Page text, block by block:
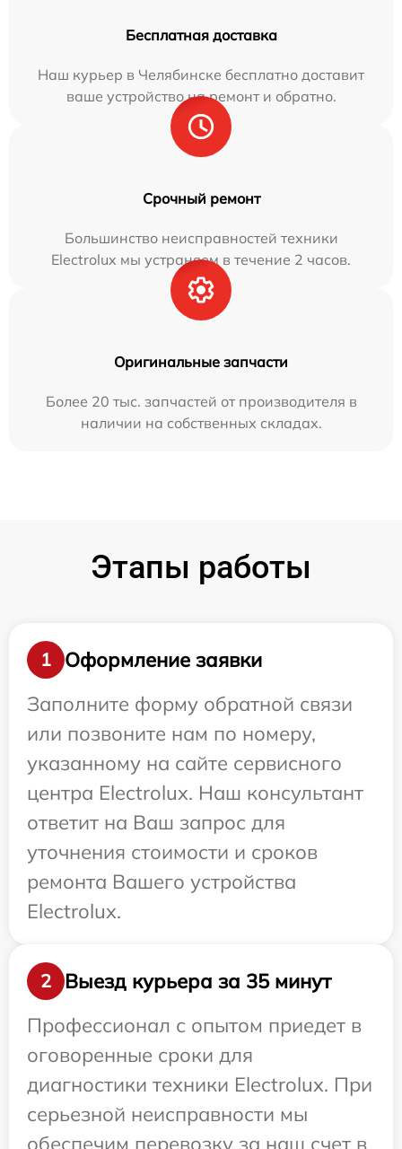
Бесплатная доставка
Наш курьер в Челябинске бесплатно доставит
ваше устройство на ремонт и обратно.
Срочный ремонт
Большинство неисправностей техники
Electrolux мы устраняем в течение 2 часов.
Оригинальные запчасти
Более 20 тыс. запчастей от производителя в
наличии на собственных складах.
Этапы работы
1
Оформление заявки
Заполните форму обратной связи
или позвоните нам по номеру,
указанному на сайте сервисного
центра Electrolux. Наш консультант
ответит на Ваш запрос для
уточнения стоимости и сроков
ремонта Вашего устройства
Electrolux.
2
Выезд курьера за 35 минут
Профессионал с опытом приедет в
оговоренные сроки для
диагностики техники Electrolux. При
серьезной неисправности мы